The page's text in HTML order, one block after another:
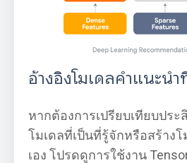
อ้างอิงโมเดลคำแนะน
หากต้องการเปรียบเทียบปร
โมเดลที่เป็นที่รู้จักหรือสร้าง
เอง โปรดดูการใช้งาน